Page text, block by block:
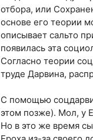
отбора, или
основе его теории
описывает сальто
появилась эта
Согласно теории
труде Дарвина,
С помощью
этом позже). Мол, у
Но в это же время